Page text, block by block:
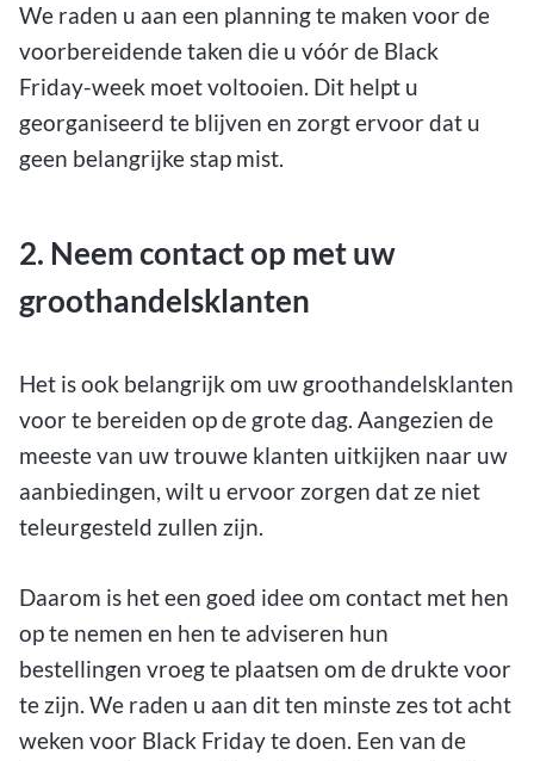
We raden u aan een planning te maken voor de
voorbereidende taken die u vóór de Black
Friday-week moet voltooien. Dit helpt u
georganiseerd te blijven en zorgt ervoor dat u
geen belangrijke stap mist.
2. Neem contact op met uw
groothandelsklanten
Het is ook belangrijk om uw groothandelsklanten
voor te bereiden op de grote dag. Aangezien de
meeste van uw trouwe klanten uitkijken naar uw
aanbiedingen, wilt u ervoor zorgen dat ze niet
teleurgesteld zullen zijn.
Daarom is het een goed idee om contact met hen
op te nemen en hen te adviseren hun
bestellingen vroeg te plaatsen om de drukte voor
te zijn. We raden u aan dit ten minste zes tot acht
weken voor Black Friday te doen. Een van de